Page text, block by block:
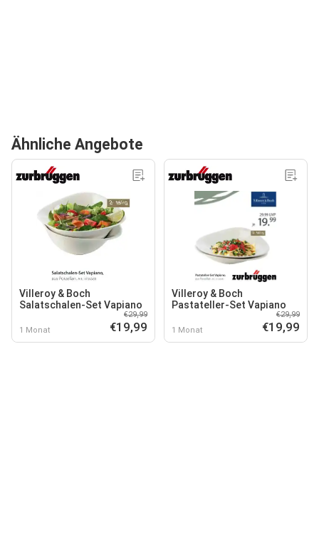
Ähnliche Angebote
Villeroy & Boch
Salatschalen-Set Vapiano
1 Monat
€29,99
€19,99
Villeroy & Boch
Pastateller-Set Vapiano
1 Monat
€29,99
€19,99